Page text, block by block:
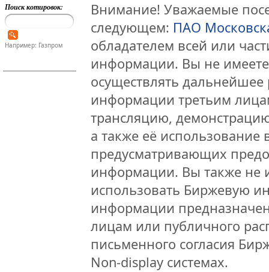
Поиск котировок:
Например: Газпром
Внимание! Уважаемые
следующем: ПАО
обладателем всей или
информации. Вы не
осуществлять
информации третьим
трансляцию,
а также её
предусматривающих
информации. Вы также не
использовать Биржевую
информации
лицам или публичного
письменного согласия
Non-display системах.